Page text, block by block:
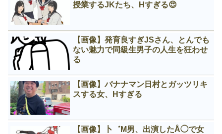
授業するJKたち、Нすぎる😍
【画像】発育良すぎJSさん、とんでも
ない魅力で同級生男子の人生を狂わせ
る
【画像】バナナマン日村とガッツリキ
スする女、Нすぎる
【画像】卜゛M男、出演したÅ◯で女